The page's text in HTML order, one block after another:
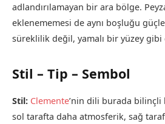
adlandırılamayan bir ara bölge.
eklenememesi de aynı boşluğu
süreklilik değil, yamalı bir yüzey gibi
Stil – Tip – Sembol
Stil: Clemente’nin dili burada
sol tarafta daha atmosferik, sağ